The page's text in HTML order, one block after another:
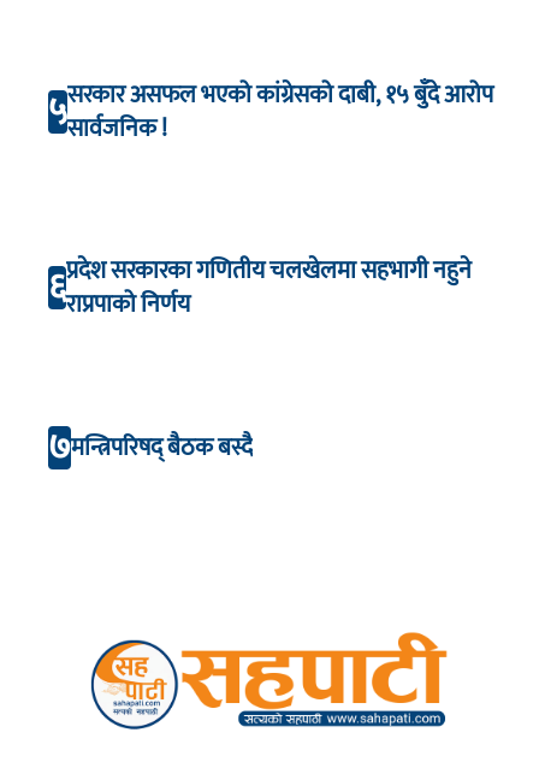
५सरकार असफल भएको कांग्रेसको दाबी, १५ बुँदे आरोप
सार्वजनिक !
६प्रदेश सरकारका गणितीय चलखेलमा सहभागी नहुने
राप्रपाको निर्णय
७मन्त्रिपरिषद् बैठक बस्दै